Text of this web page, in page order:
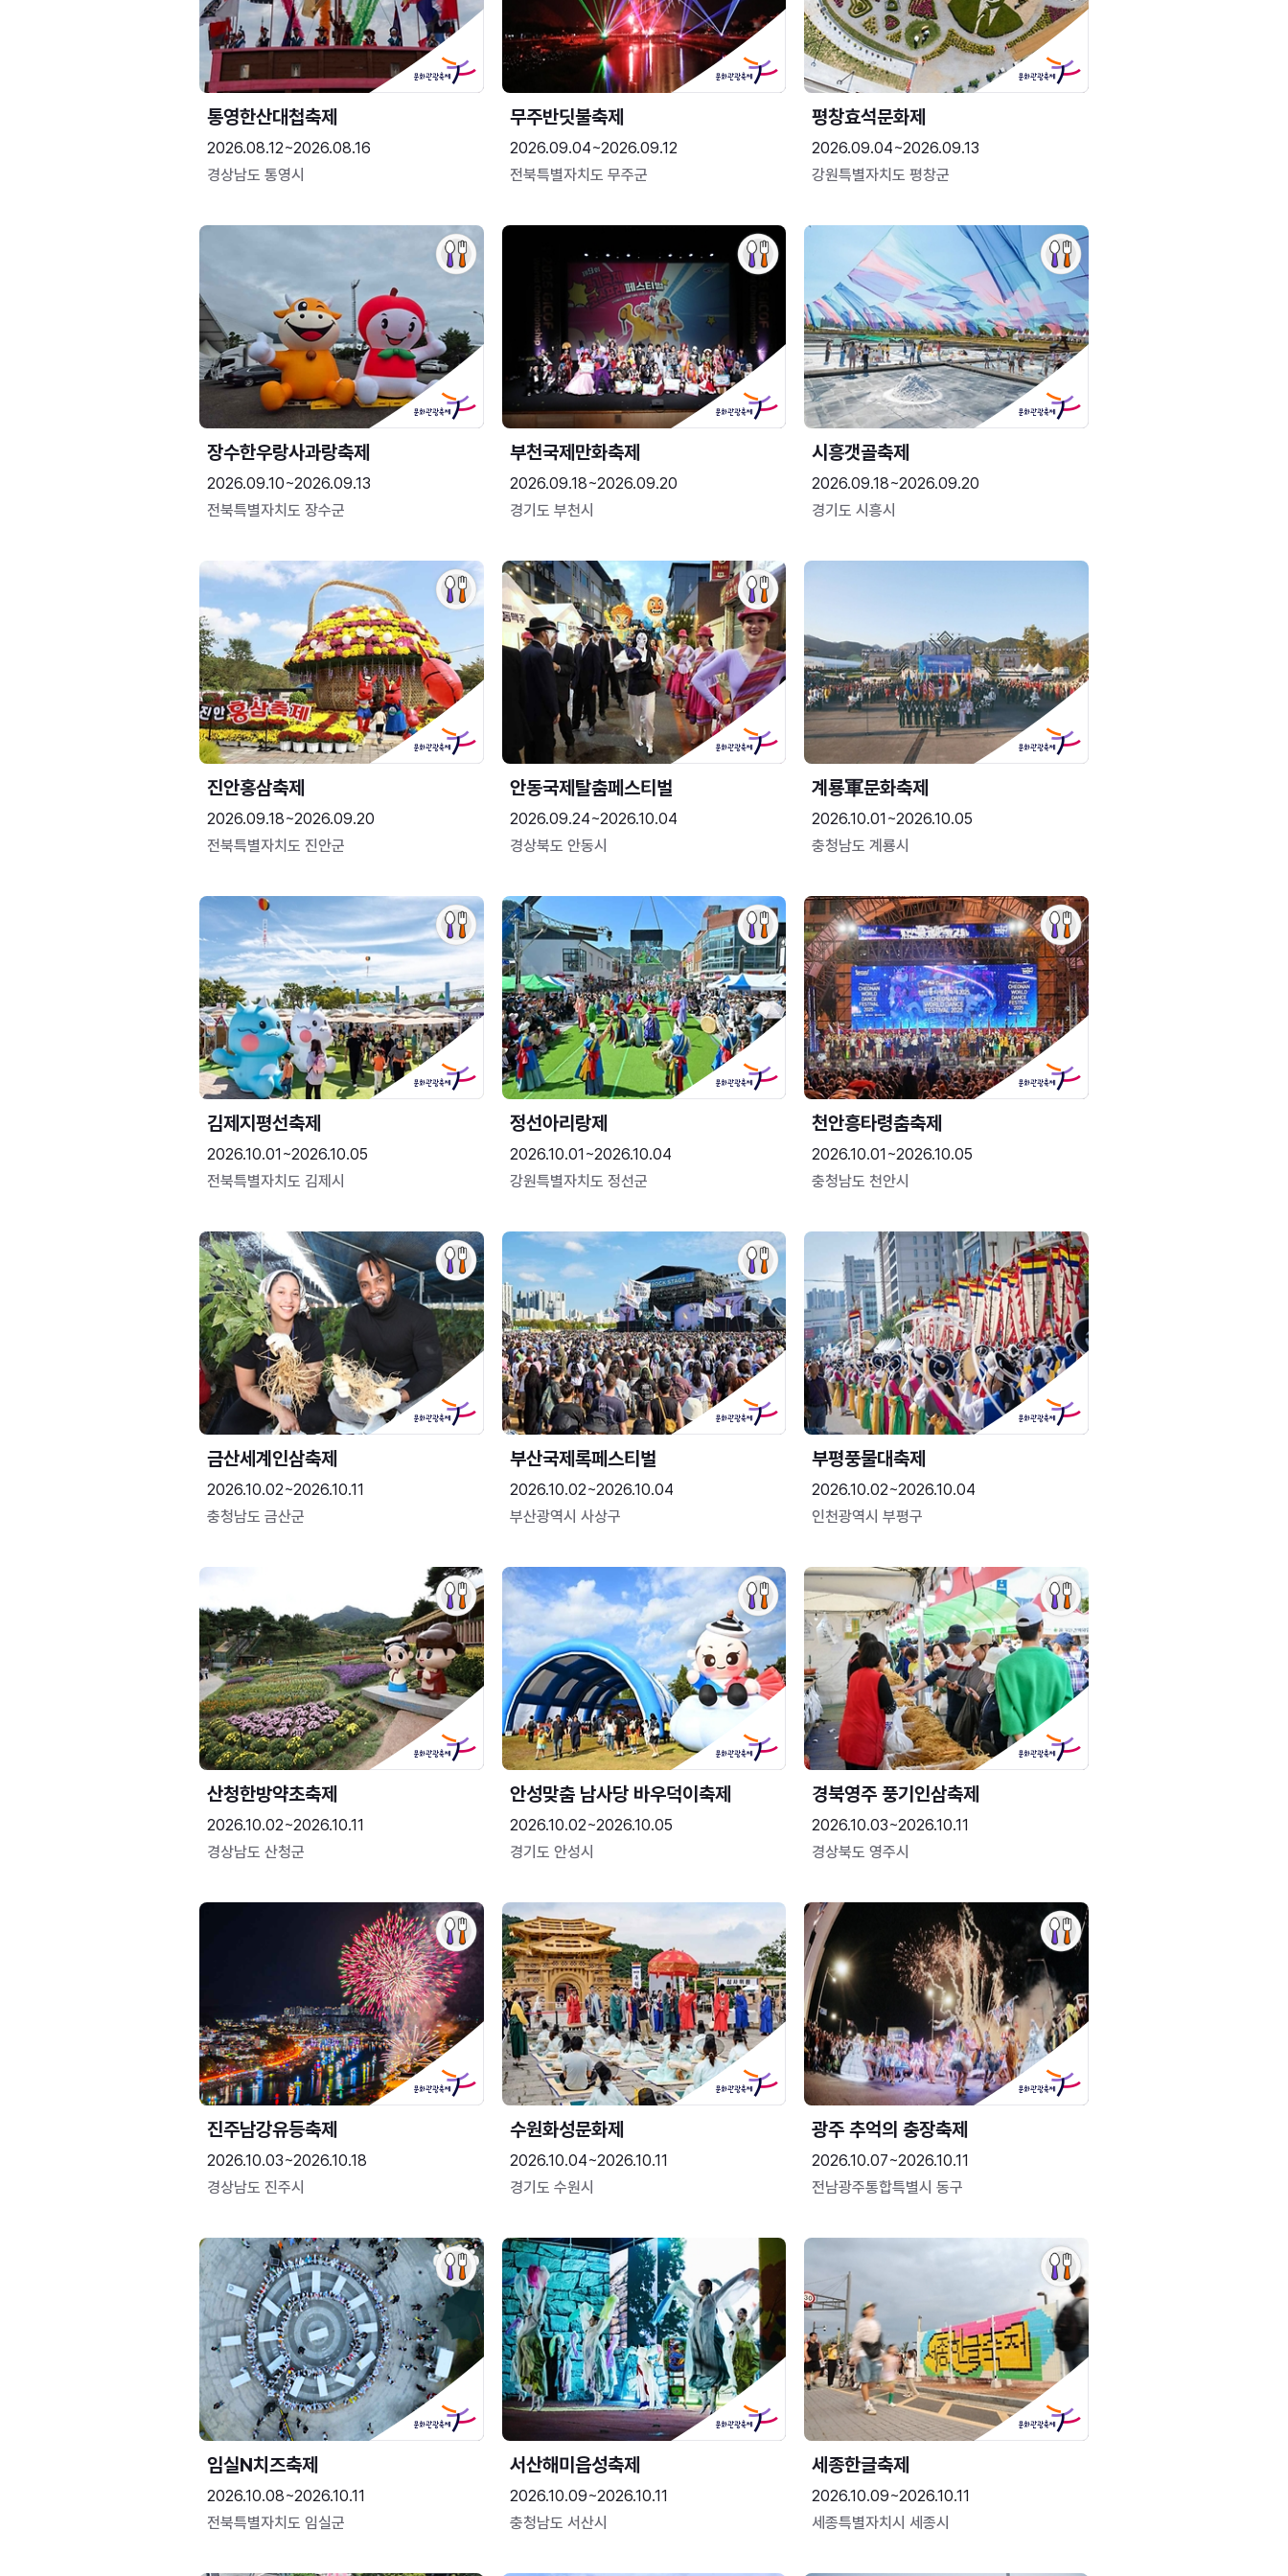
통영한산대첩축제
2026.08.12~2026.08.16
경상남도 통영시
무주반딧불축제
2026.09.04~2026.09.12
전북특별자치도 무주군
평창효석문화제
2026.09.04~2026.09.13
강원특별자치도 평창군
장수한우랑사과랑축제
2026.09.10~2026.09.13
전북특별자치도 장수군
부천국제만화축제
2026.09.18~2026.09.20
경기도 부천시
시흥갯골축제
2026.09.18~2026.09.20
경기도 시흥시
진안홍삼축제
2026.09.18~2026.09.20
전북특별자치도 진안군
안동국제탈춤페스티벌
2026.09.24~2026.10.04
경상북도 안동시
2026.10.01~2026.10.05
충청남도 계룡시
김제지평선축제
2026.10.01~2026.10.05
전북특별자치도 김제시
정선아리랑제
2026.10.01~2026.10.04
강원특별자치도 정선군
천안흥타령춤축제
2026.10.01~2026.10.05
충청남도 천안시
금산세계인삼축제
2026.10.02~2026.10.11
충청남도 금산군
부산국제록페스티벌
2026.10.02~2026.10.04
부산광역시 사상구
부평풍물대축제
2026.10.02~2026.10.04
인천광역시 부평구
산청한방약초축제
2026.10.02~2026.10.11
경상남도 산청군
안성맞춤 남사당 바우덕이축제
2026.10.02~2026.10.05
경기도 안성시
경북영주 풍기인삼축제
2026.10.03~2026.10.11
경상북도 영주시
진주남강유등축제
2026.10.03~2026.10.18
경상남도 진주시
수원화성문화제
2026.10.04~2026.10.11
경기도 수원시
광주 추억의 충장축제
2026.10.07~2026.10.11
전남광주통합특별시 동구
임실N치즈축제
2026.10.08~2026.10.11
전북특별자치도 임실군
서산해미읍성축제
2026.10.09~2026.10.11
충청남도 서산시
세종한글축제
2026.10.09~2026.10.11
세종특별자치시 세종시